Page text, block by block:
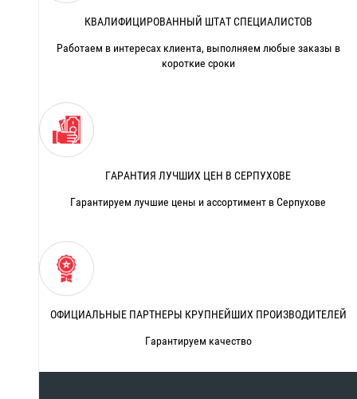
КВАЛИФИЦИРОВАННЫЙ ШТАТ СПЕЦИАЛИСТОВ
Работаем в интересах клиента, выполняем любые заказы в
короткие сроки
ГАРАНТИЯ ЛУЧШИХ ЦЕН В СЕРПУХОВЕ
Гарантируем лучшие цены и ассортимент в Серпухове
ОФИЦИАЛЬНЫЕ ПАРТНЕРЫ КРУПНЕЙШИХ ПРОИЗВОДИТЕЛЕЙ
Гарантируем качество